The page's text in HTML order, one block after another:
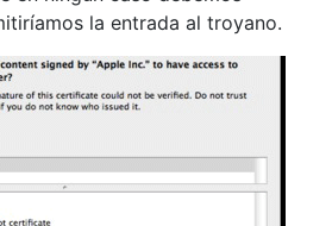
la entrada al troyano.